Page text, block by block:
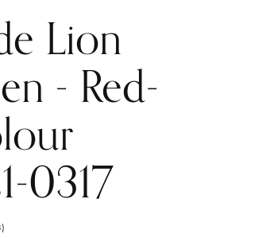
Lion
- Red-
0317